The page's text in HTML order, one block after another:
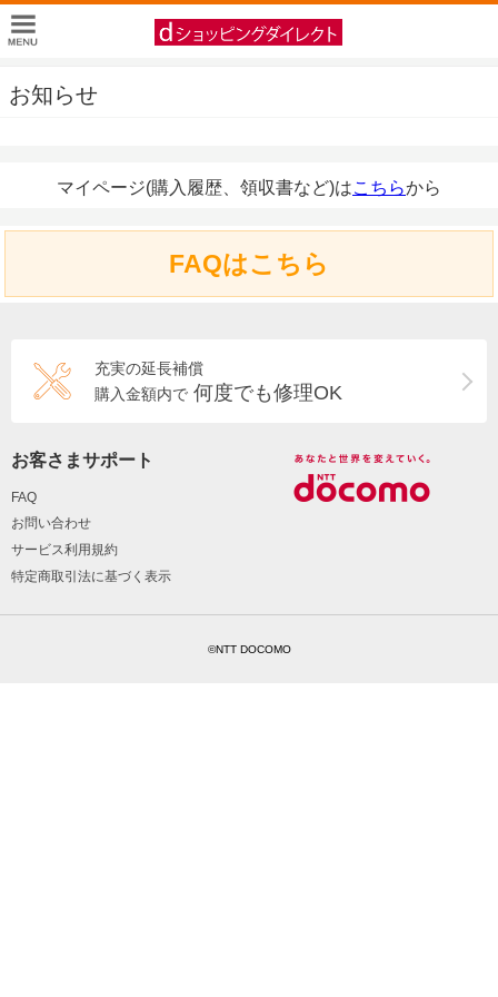
お知らせ
マイページ(購入履歴、領収書など)はこちらから
FAQはこちら
充実の延長補償
購入金額内で 何度でも修理OK
お客さまサポート
FAQ
お問い合わせ
サービス利用規約
特定商取引法に基づく表示
©NTT DOCOMO